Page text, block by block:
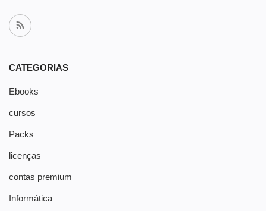
CATEGORIAS
Ebooks
cursos
Packs
licenças
contas premium
Informática